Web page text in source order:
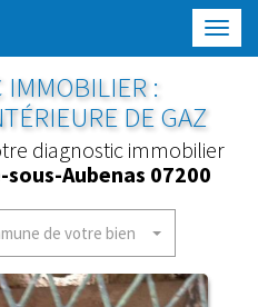
IMMOBILIER :
DE GAZ
diagnostic immobilier
Aubenas 07200
de votre bien